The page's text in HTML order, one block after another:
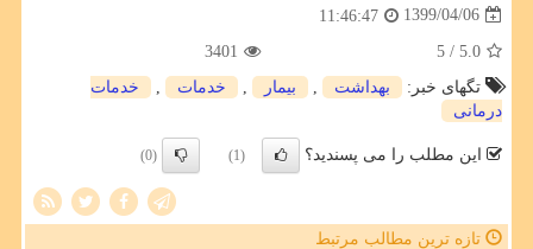
1399/04/06
11:46:47
5.0
/ 5
3401
تگهای خبر:
بهداشت بیمار خدمات
خدمات
درمانی
این مطلب را می پسندید؟ (1)
(0)
تازه ترین مطالب مرتبط